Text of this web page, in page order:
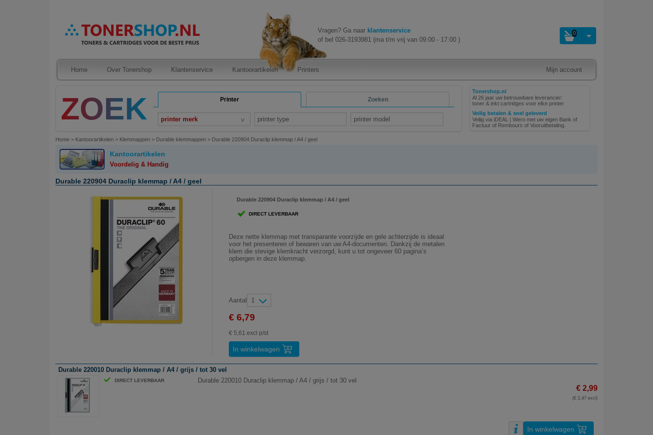
Vragen? Ga naar klantenservice
of bel 026-3193981 (ma t/m vrij van 09:00 - 17:00 )
0
Home Over Tonershop Klantenservice Kantoorartikelen Printers Mijn account
Printer Zoeken
printer merk printer type printer model
Tonershop.nl
Al 26 jaar uw betrouwbare leverancier:
toner & inkt cartridges voor elke printer
Veilig betalen & snel geleverd
Veilig via iDEAL | Wero met uw eigen Bank of
Factuur of Rembours of Vooruitbetaling.
Home > Kantoorartikelen > Klemmappen > Durable klemmappen > Durable 220904 Duraclip klemmap / A4 / geel
Kantoorartikelen
Voordelig & Handig
Durable 220904 Duraclip klemmap / A4 / geel
Durable 220904 Duraclip klemmap / A4 / geel
DIRECT LEVERBAAR
Deze nette klemmap met transparante voorzijde en gele achterzijde is ideaal
voor het presenteren of bewaren van uw A4-documenten. Dankzij de metalen
klem die stevige klemkracht verzorgd, kunt u tot ongeveer 60 pagina’s
opbergen in deze klemmap.
Aantal 1
€ 6,79
€ 5,61 excl p/st
In winkelwagen
Durable 220010 Duraclip klemmap / A4 / grijs / tot 30 vel
DIRECT LEVERBAAR Durable 220010 Duraclip klemmap / A4 / grijs / tot 30 vel
€ 2,99
(€ 2,47 excl)
In winkelwagen